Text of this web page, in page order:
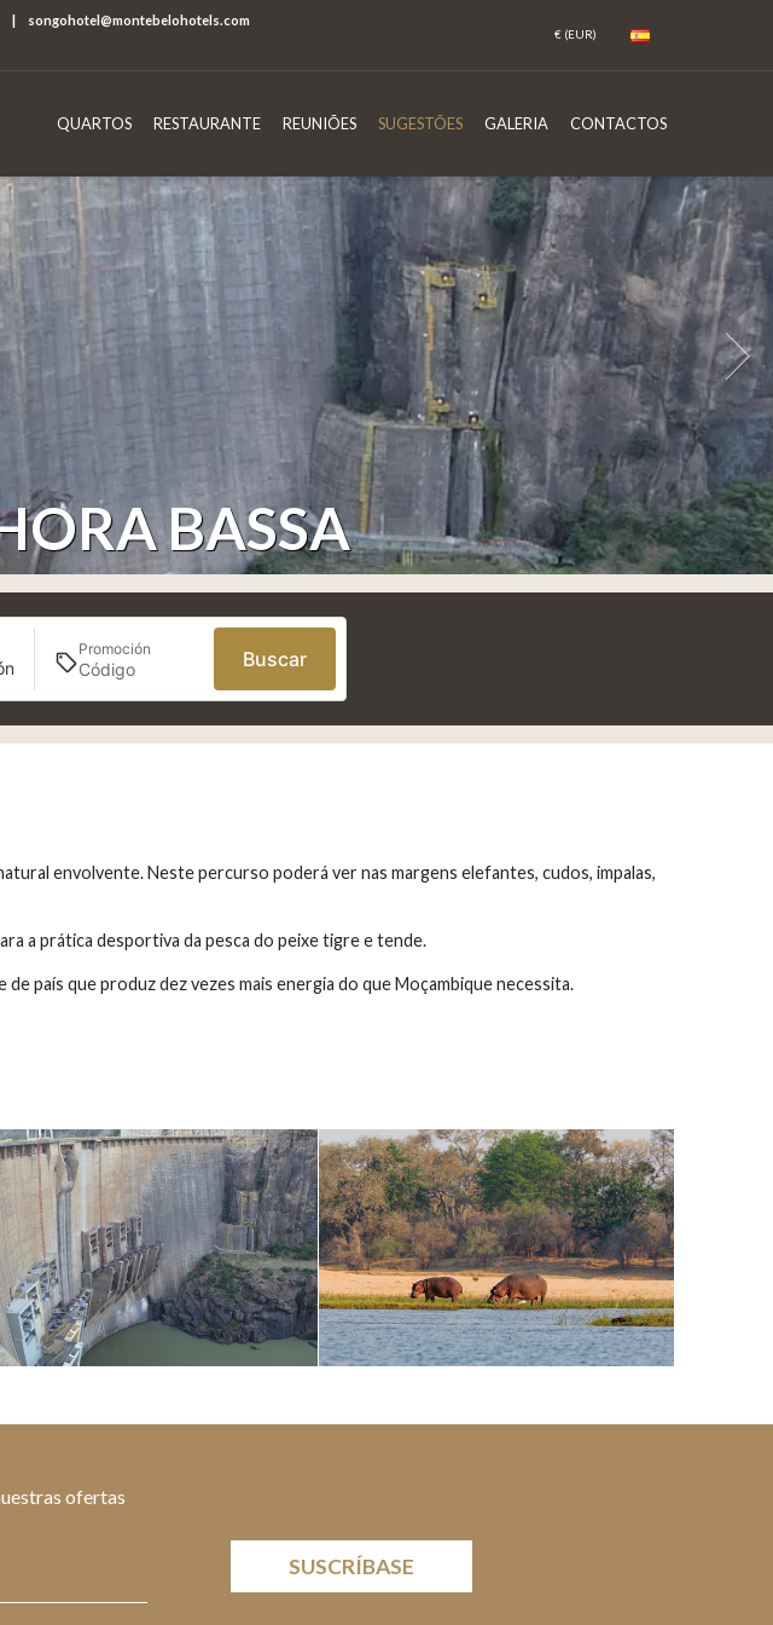
| songohotel@montebelohotels.com
QUARTOS RESTAURANTE REUNIÕES SUGESTÕES GALERIA CONTACTOS
BASSA
Promoción Buscar
envolvente. Neste percurso poderá ver nas margens elefantes, cudos, impalas,
a prática desportiva da pesca do peixe tigre e tende.
país que produz dez vezes mais energia do que Moçambique necessita.
ofertas
SUSCRÍBASE